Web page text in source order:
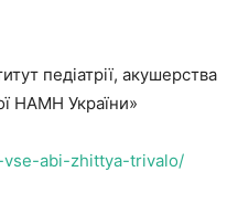
педіатрії, акушерства
НАМН України»
abi-zhittya-trivalo/